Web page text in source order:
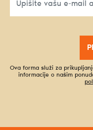
Ova forma služi za
informacije o našim